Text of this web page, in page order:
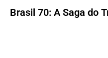
Brasil 70: A Saga do